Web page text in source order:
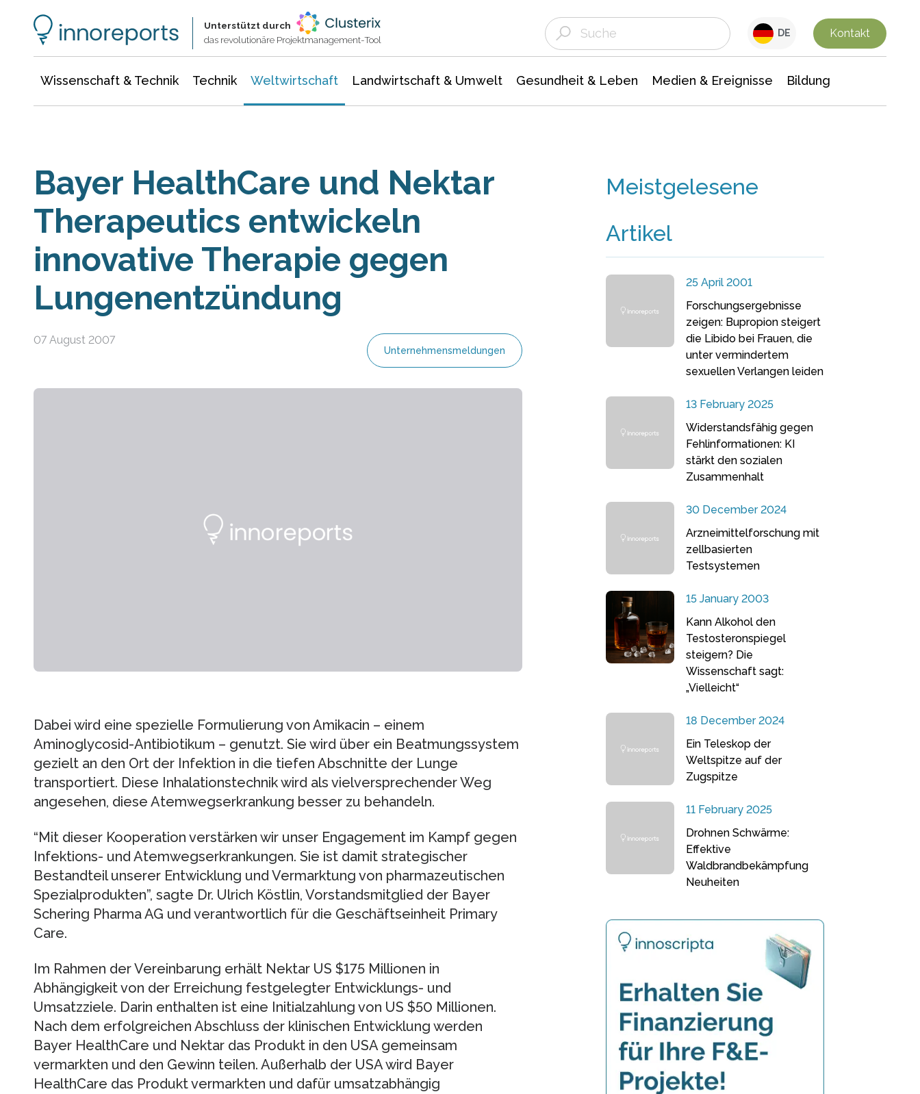
Unterstützt durch
das revolutionäre Projektmanagement-Tool
DE Kontakt
Wissenschaft & Technik Technik Weltwirtschaft Landwirtschaft & Umwelt Gesundheit & Leben Medien & Ereignisse Bildung
Bayer HealthCare und Nektar
Therapeutics entwickeln
innovative Therapie gegen
Lungenentzündung
07 August 2007
Unternehmensmeldungen
Dabei wird eine spezielle Formulierung von Amikacin – einem
Aminoglycosid-Antibiotikum – genutzt. Sie wird über ein Beatmungssystem
gezielt an den Ort der Infektion in die tiefen Abschnitte der Lunge
transportiert. Diese Inhalationstechnik wird als vielversprechender Weg
angesehen, diese Atemwegserkrankung besser zu behandeln.
“Mit dieser Kooperation verstärken wir unser Engagement im Kampf gegen
Infektions- und Atemwegserkrankungen. Sie ist damit strategischer
Bestandteil unserer Entwicklung und Vermarktung von pharmazeutischen
Spezialprodukten”, sagte Dr. Ulrich Köstlin, Vorstandsmitglied der Bayer
Schering Pharma AG und verantwortlich für die Geschäftseinheit Primary
Care.
Im Rahmen der Vereinbarung erhält Nektar US $175 Millionen in
Abhängigkeit von der Erreichung festgelegter Entwicklungs- und
Umsatzziele. Darin enthalten ist eine Initialzahlung von US $50 Millionen.
Nach dem erfolgreichen Abschluss der klinischen Entwicklung werden
Bayer HealthCare und Nektar das Produkt in den USA gemeinsam
vermarkten und den Gewinn teilen. Außerhalb der USA wird Bayer
HealthCare das Produkt vermarkten und dafür umsatzabhängig
Meistgelesene
Artikel
25 April 2001
Forschungsergebnisse
zeigen: Bupropion steigert
die Libido bei Frauen, die
unter vermindertem
sexuellen Verlangen leiden
13 February 2025
Widerstandsfähig gegen
Fehlinformationen: KI
stärkt den sozialen
Zusammenhalt
30 December 2024
Arzneimittelforschung mit
zellbasierten
Testsystemen
15 January 2003
Kann Alkohol den
Testosteronspiegel
steigern? Die
Wissenschaft sagt:
„Vielleicht“
18 December 2024
Ein Teleskop der
Weltspitze auf der
Zugspitze
11 February 2025
Drohnen Schwärme:
Effektive
Waldbrandbekämpfung
Neuheiten